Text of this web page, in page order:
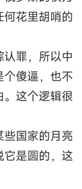
花里胡哨的
罪，所以中
傻逼，也不
这个逻辑很
国家的月亮
是圆的，这